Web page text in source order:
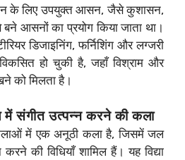
के लिए उपयुक्त आसन, जैसे कुशासन,
आसनों का प्रयोग किया जाता था।
डिजाइनिंग, फर्निशिंग और लग्जरी
हो चुकी है, जहाँ विश्राम और
को मिलता है।
संगीत उत्पन्न करने की कला
में एक अनूठी कला है, जिसमें जल
की विधियाँ शामिल हैं। यह विद्या